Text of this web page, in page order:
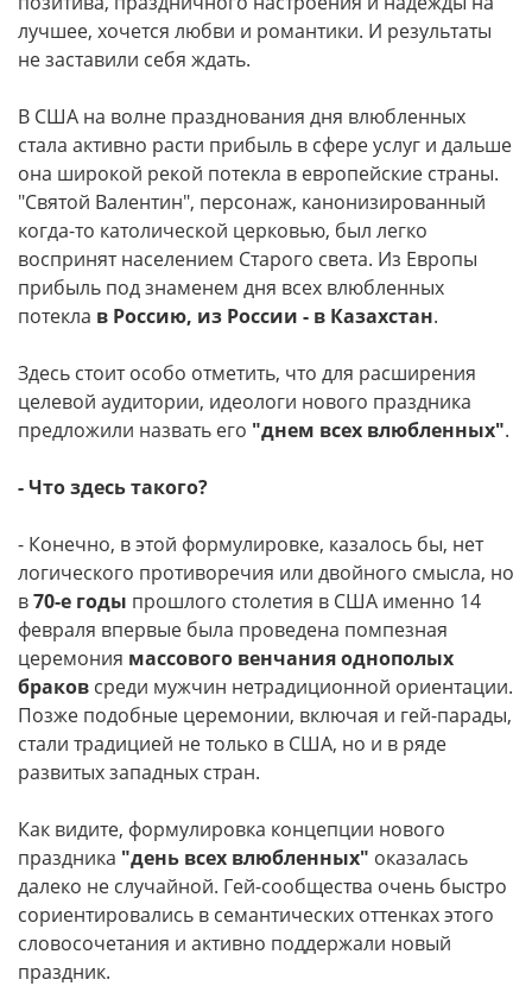
лучшее, хочется любви и романтики. И результаты
не заставили себя ждать.
В США на волне празднования дня влюбленных
стала активно расти прибыль в сфере услуг и дальше
она широкой рекой потекла в европейские страны.
"Святой Валентин", персонаж, канонизированный
когда-то католической церковью, был легко
воспринят населением Старого света. Из Европы
прибыль под знаменем дня всех влюбленных
потекла в Россию, из России - в Казахстан.
Здесь стоит особо отметить, что для расширения
целевой аудитории, идеологи нового праздника
предложили назвать его "днем всех влюбленных".
- Что здесь такого?
- Конечно, в этой формулировке, казалось бы, нет
логического противоречия или двойного смысла, но
в70-е годы прошлого столетия в США именно 14
февраля впервые была проведена помпезная
церемония массового венчания однополых
браков среди мужчин нетрадиционной ориентации.
Позже подобные церемонии, включая и гей-парады,
стали традицией не только в США, но и в ряде
развитых западных стран.
Как видите, формулировка концепции нового
праздника "день всех влюбленных" оказалась
далеко не случайной. Гей-сообщества очень быстро
сориентировались в семантических оттенках этого
словосочетания и активно поддержали новый
праздник.